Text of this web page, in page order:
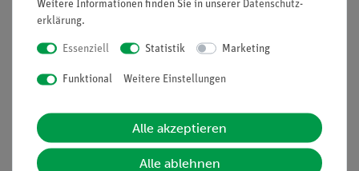
Informationen Service
Weitere Informationen finden Sie in unserer Daten­schutz­
erklärung.
Essenziell Statistik Marketing
Funktional Weitere Einstellungen
Alle akzeptieren
Alle ablehnen